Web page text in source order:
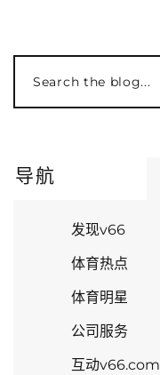
Search the blog...
导航
发现v66
体育热点
体育明星
公司服务
互动v66.com